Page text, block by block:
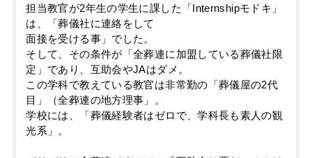
担当教官が2年生の学生に課した「Internshipモドキ」
は、「葬儀社に連絡をして
面接を受ける事」でした。
そして、その条件が「全葬連に加盟している葬儀社限
定」であり、互助会やJAはダメ。
この学科で教えている教官は非常勤の「葬儀屋の2代
目」（全葬連の地方理事」。
学校には、「葬儀経験者はゼロで、学科長も素人の観
光系」。